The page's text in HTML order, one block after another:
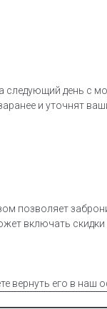
следующий день с
и уточнят
позволяет
включать
вернуть его в наш